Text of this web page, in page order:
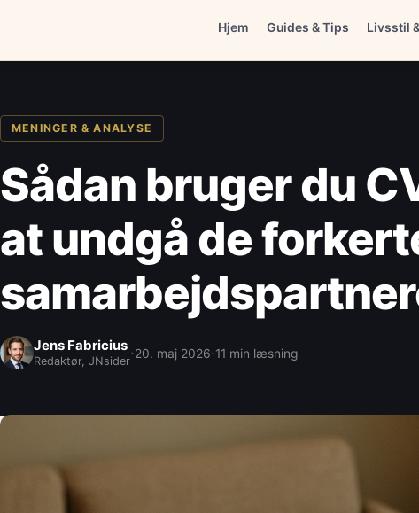
Hjem Guides & Tips Livsstil
MENINGER & ANALYSE
Sådan bruger du
at undgå de
Jens Fabricius
Redaktør, JNsider·20. maj 2026·11 min læsning